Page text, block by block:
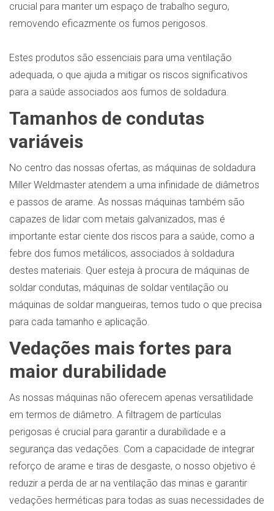
crucial para manter um espaço de trabalho seguro,
removendo eficazmente os fumos perigosos.
Estes produtos são essenciais para uma ventilação
adequada, o que ajuda a mitigar os riscos significativos
para a saúde associados aos fumos de soldadura.
Tamanhos de condutas
variáveis
No centro das nossas ofertas, as máquinas de soldadura
Miller Weldmaster atendem a uma infinidade de diâmetros
e passos de arame. As nossas máquinas também são
capazes de lidar com metais galvanizados, mas é
importante estar ciente dos riscos para a saúde, como a
febre dos fumos metálicos, associados à soldadura
destes materiais. Quer esteja à procura de máquinas de
soldar condutas, máquinas de soldar ventilação ou
máquinas de soldar mangueiras, temos tudo o que precisa
para cada tamanho e aplicação.
Vedações mais fortes para
maior durabilidade
As nossas máquinas não oferecem apenas versatilidade
em termos de diâmetro. A filtragem de partículas
perigosas é crucial para garantir a durabilidade e a
segurança das vedações. Com a capacidade de integrar
reforço de arame e tiras de desgaste, o nosso objetivo é
reduzir a perda de ar na ventilação das minas e garantir
vedações herméticas para todas as suas necessidades de